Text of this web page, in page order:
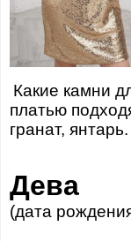
Какие камни
платью
гранат, янтарь.
Дева
(дата